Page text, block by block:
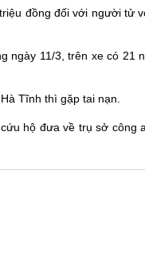
đồng đối với người tử
ngày 11/3, trên xe có 21
Tĩnh thì gặp tai nạn.
hộ đưa về trụ sở công